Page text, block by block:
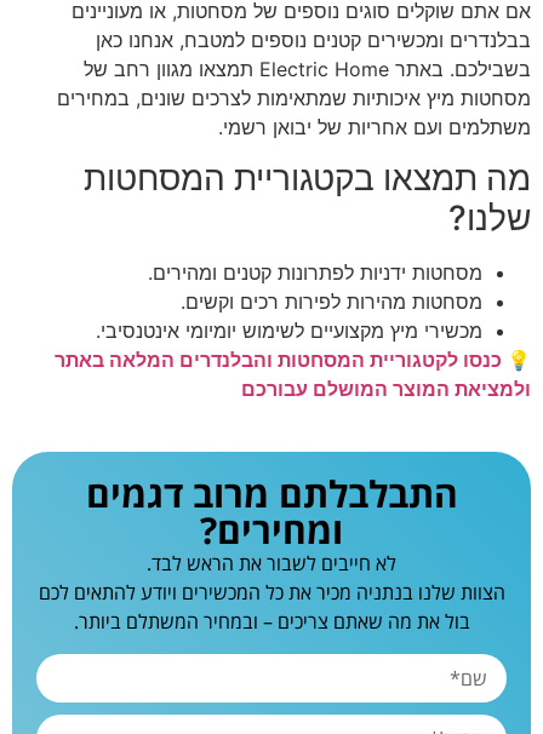
אם אתם שוקלים סוגים נוספים של מסחטות, או מעוניינים
בבלנדרים ומכשירים קטנים נוספים למטבח, אנחנו כאן
בשבילכם. באתר Electric Home תמצאו מגוון רחב של
מסחטות מיץ איכותיות שמתאימות לצרכים שונים, במחירים
משתלמים ועם אחריות של יבואן רשמי.
מה תמצאו בקטגוריית המסחטות
שלנו?
מסחטות ידניות לפתרונות קטנים ומהירים.
מסחטות מהירות לפירות רכים וקשים.
מכשירי מיץ מקצועיים לשימוש יומיומי אינטנסיבי.
💡 כנסו לקטגוריית המסחטות והבלנדרים המלאה באתר
ולמציאת המוצר המושלם עבורכם
התבלבלתם מרוב דגמים
ומחירים?
לא חייבים לשבור את הראש לבד.
הצוות שלנו בנתניה מכיר את כל המכשירים ויודע להתאים לכם
בול את מה שאתם צריכים – ובמחיר המשתלם ביותר.